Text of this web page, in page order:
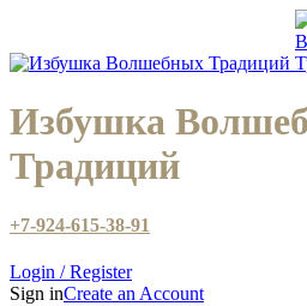
Избушка
Традиций
+7-924-615-38-91
Login / Register
Sign inCreate an Account